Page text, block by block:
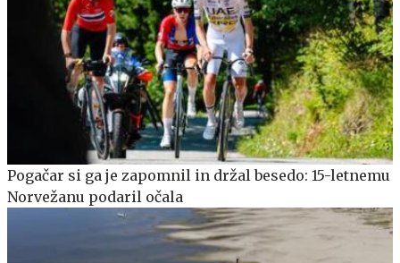
Pogačar si ga je zapomnil in držal besedo: 15-letnemu
Norvežanu podaril očala